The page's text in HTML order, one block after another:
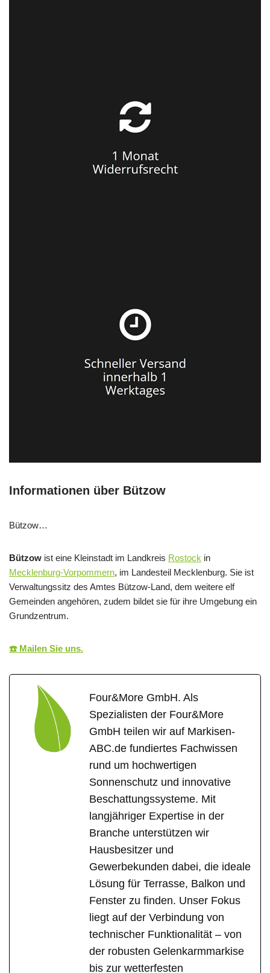
Informationen über Bützow
Bützow…
Bützow ist eine Kleinstadt im Landkreis Rostock in
Mecklenburg-Vorpommern, im Landesteil Mecklenburg. Sie ist
Verwaltungssitz des Amtes Bützow-Land, dem weitere elf
Gemeinden angehören, zudem bildet sie für ihre Umgebung ein
Grundzentrum.
☎️ Mailen Sie uns.
Four&More GmbH. Als
Spezialisten der Four&More
GmbH teilen wir auf Markisen-
ABC.de fundiertes Fachwissen
rund um hochwertigen
Sonnenschutz und innovative
Beschattungssysteme. Mit
langjähriger Expertise in der
Branche unterstützen wir
Hausbesitzer und
Gewerbekunden dabei, die ideale
Lösung für Terrasse, Balkon und
Fenster zu finden. Unser Fokus
liegt auf der Verbindung von
technischer Funktionalität – von
der robusten Gelenkarmmarkise
bis zur wetterfesten